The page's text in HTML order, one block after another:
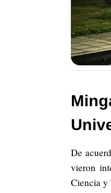
De
vieron
Ciencia y